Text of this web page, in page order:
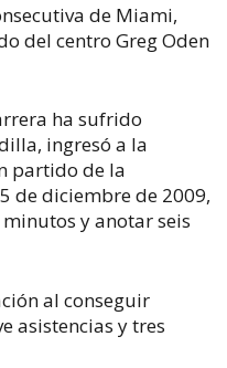
de Miami,
del centro Greg Oden
ha sufrido
ingresó a la
partido de la
de diciembre de 2009,
y anotar seis
al conseguir
asistencias y tres